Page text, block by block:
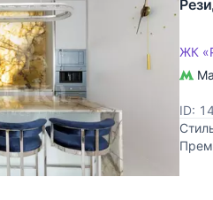
ЖК
ID: